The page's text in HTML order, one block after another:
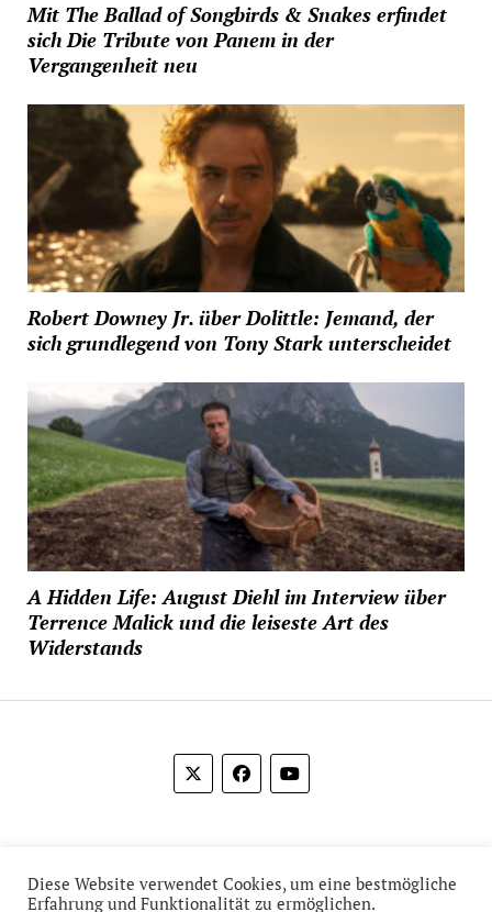
Mit The Ballad of Songbirds & Snakes erfindet
sich Die Tribute von Panem in der
Vergangenheit neu
Robert Downey Jr. über Dolittle: Jemand, der
sich grundlegend von Tony Stark unterscheidet
A Hidden Life: August Diehl im Interview über
Terrence Malick und die leiseste Art des
Widerstands
Diese Website verwendet Cookies, um eine bestmögliche
Erfahrung und Funktionalität zu ermöglichen.